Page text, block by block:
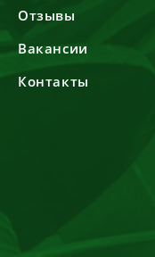
Отзывы
Вакансии
Контакты